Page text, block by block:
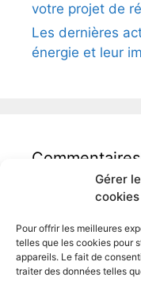
Gérer
cookies
Pour offrir les meilleures
telles que les cookies pour
appareils. Le fait de
traiter des données telles
votre projet de
Les dernières
énergie et leur